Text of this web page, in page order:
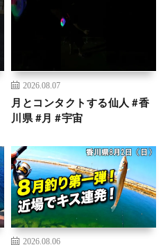
2026.08.07
月とコンタクトする仙人 #香
川県 #月 #宇宙
2026.08.06